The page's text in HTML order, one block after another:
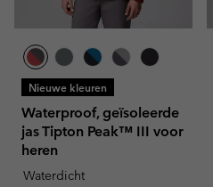
Nieuwe kleuren
Waterproof, geïsoleerde
jas Tipton Peak™ III voor
heren
Waterdicht